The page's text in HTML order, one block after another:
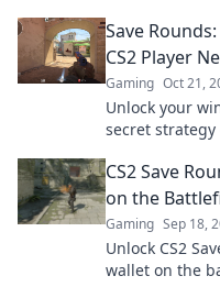
Save
CS2 Player
Gaming Oct 21,
Unlock your
secret
CS2 Save
on the
Gaming Sep 18,
Unlock CS2
wallet on the